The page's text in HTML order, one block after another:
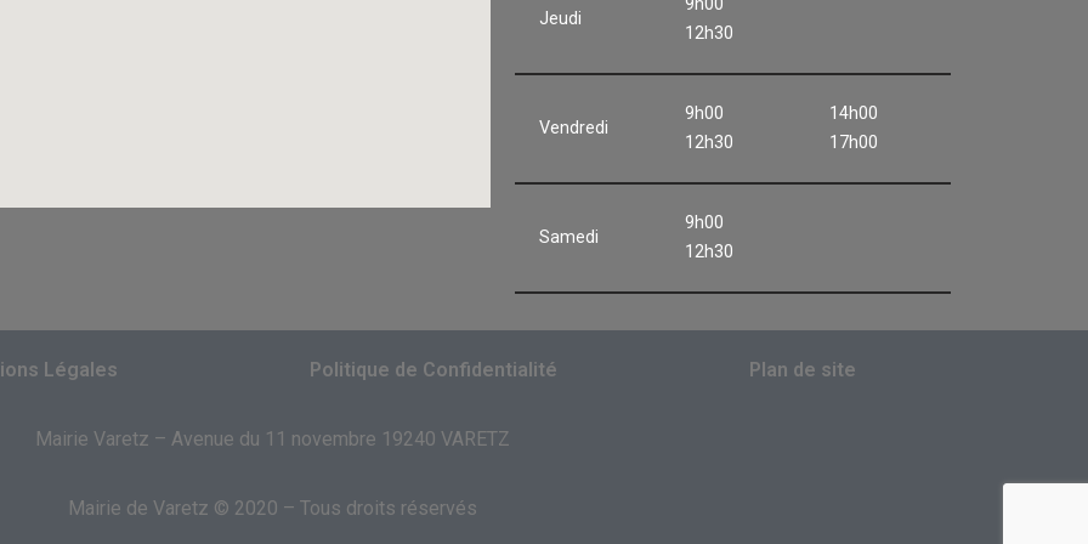
Jeudi
9h00
12h30
Vendredi
9h00
12h30
14h00
17h00
Samedi
9h00
12h30
Légales Politique de Confidentialité Plan de site
Mairie Varetz – Avenue du 11 novembre 19240 VARETZ
Mairie de Varetz © 2020 – Tous droits réservés